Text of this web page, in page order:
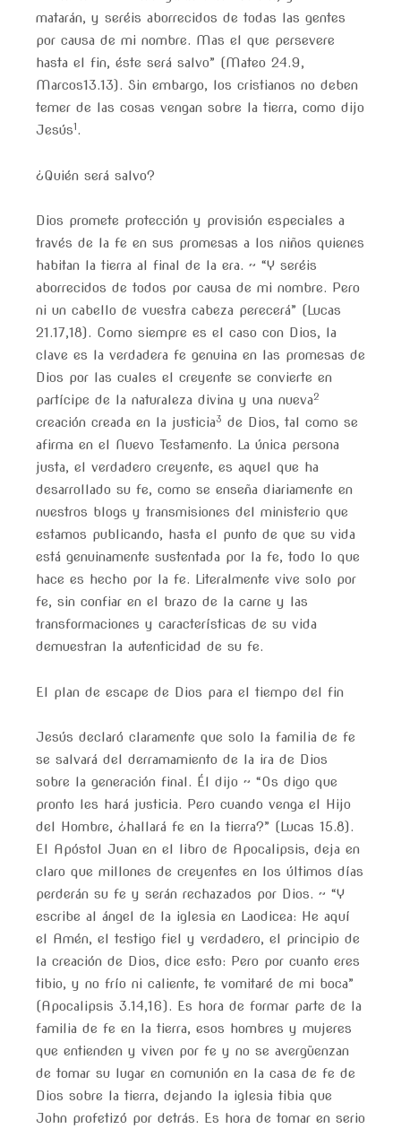
matarán, y seréis aborrecidos de todas las gentes
por causa de mi nombre. Mas el que persevere
hasta el fin, éste será salvo” (Mateo 24.9,
Marcos13.13). Sin embargo, los cristianos no deben
temer de las cosas vengan sobre la tierra, como dijo
Jesús1.
¿Quién será salvo?
Dios promete protección y provisión especiales a
través de la fe en sus promesas a los niños quienes
habitan la tierra al final de la era. ~ “Y seréis
aborrecidos de todos por causa de mi nombre. Pero
ni un cabello de vuestra cabeza perecerá” (Lucas
21.17,18). Como siempre es el caso con Dios, la
clave es la verdadera fe genuina en las promesas de
Dios por las cuales el creyente se convierte en
partícipe de la naturaleza divina y una nueva2
creación creada en la justicia3 de Dios, tal como se
afirma en el Nuevo Testamento. La única persona
justa, el verdadero creyente, es aquel que ha
desarrollado su fe, como se enseña diariamente en
nuestros blogs y transmisiones del ministerio que
estamos publicando, hasta el punto de que su vida
está genuinamente sustentada por la fe, todo lo que
hace es hecho por la fe. Literalmente vive solo por
fe, sin confiar en el brazo de la carne y las
transformaciones y características de su vida
demuestran la autenticidad de su fe.
El plan de escape de Dios para el tiempo del fin
Jesús declaró claramente que solo la familia de fe
se salvará del derramamiento de la ira de Dios
sobre la generación final. Él dijo ~ “Os digo que
pronto les hará justicia. Pero cuando venga el Hijo
del Hombre, ¿hallará fe en la tierra?” (Lucas 15.8).
El Apóstol Juan en el libro de Apocalipsis, deja en
claro que millones de creyentes en los últimos días
perderán su fe y serán rechazados por Dios. ~ “Y
escribe al ángel de la iglesia en Laodicea: He aquí
el Amén, el testigo fiel y verdadero, el principio de
la creación de Dios, dice esto: Pero por cuanto eres
tibio, y no frío ni caliente, te vomitaré de mi boca”
(Apocalipsis 3.14,16). Es hora de formar parte de la
familia de fe en la tierra, esos hombres y mujeres
que entienden y viven por fe y no se avergüenzan
de tomar su lugar en comunión en la casa de fe de
Dios sobre la tierra, dejando la iglesia tibia que
John profetizó por detrás. Es hora de tomar en serio